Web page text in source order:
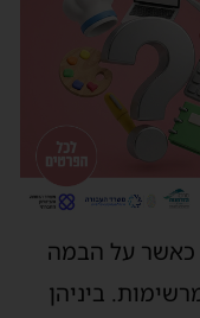
כאשר על הבמה
ביניהן